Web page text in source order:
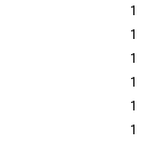
1
1
1
1
1
1